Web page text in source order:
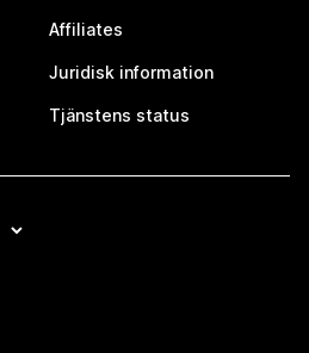
Affiliates
Juridisk information
Tjänstens status